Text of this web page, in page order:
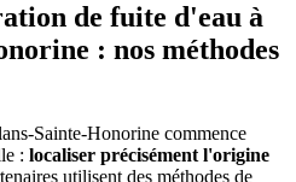
de fuite d'eau à
: nos méthodes
Sainte-Honorine commence
: localiser précisément l'origine
utilisent des méthodes de